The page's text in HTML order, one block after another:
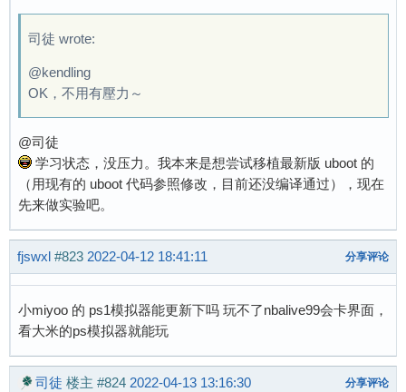
司徒 wrote:
@kendling
OK，不用有壓力～
@司徒
学习状态，没压力。我本来是想尝试移植最新版 uboot 的
（用现有的 uboot 代码参照修改，目前还没编译通过），现在
先来做实验吧。
fjswxl #823 2022-04-12 18:41:11 分享评论
小miyoo 的 ps1模拟器能更新下吗 玩不了nbalive99会卡界面，
看大米的ps模拟器就能玩
司徒 楼主 #824 2022-04-13 13:16:30 分享评论